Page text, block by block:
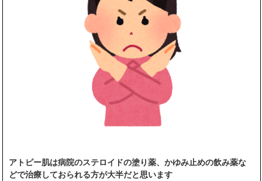
アトピー肌は病院のステロイドの塗り薬、かゆみ止めの飲み薬な
どで治療しておられる方が大半だと思います